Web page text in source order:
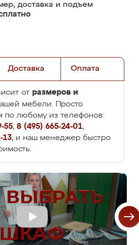
доставка и подъем
Доставка Оплата
от размеров и
мебели. Просто
по любому из телефонов:
55, 8 (495) 665-24-01,
13, и наш менеджер быстро